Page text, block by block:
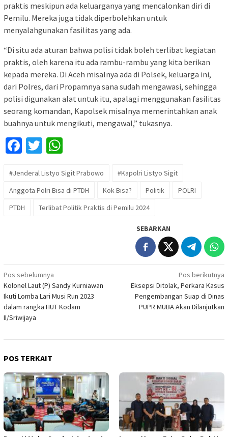
praktis meskipun ada keluarganya yang mencalonkan diri di
Pemilu. Mereka juga tidak diperbolehkan untuk
menyalahgunakan fasilitas yang ada.
“Di situ ada aturan bahwa polisi tidak boleh terlibat kegiatan
praktis, oleh karena itu ada rambu-rambu yang kita berikan
kepada mereka. Di Aceh misalnya ada di Polsek, keluarga ini,
dari Polres, dari Propamnya sana sudah mengawasi, sehingga
polisi digunakan alat untuk itu, apalagi menggunakan fasilitas
seorang komandan, Kapolsek misalnya memerintahkan anak
buahnya untuk mengikuti, mengawal,” tukasnya.
Facebook
Twitter
#Jenderal Listyo Sigit Prabowo
#Kapolri Listyo Sigit
Anggota Polri Bisa di PTDH
Kok Bisa? Politik
POLRI
PTDH
Terlibat Politik Praktis di Pemilu 2024
SEBARKAN
Navigasi
pos
Pos sebelumnya
Kolonel Laut (P) Sandy Kurniawan
Ikuti Lomba Lari Musi Run 2023
dalam rangka HUT Kodam
II/Sriwijaya
Pos berikutnya
Eksepsi Ditolak, Perkara Kasus
Pengembangan Suap di Dinas
PUPR MUBA Akan Dilanjutkan
POS TERKAIT